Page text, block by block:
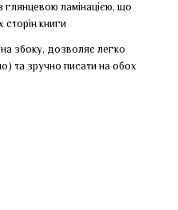
ламінацією, що
книги
збоку, дозволяє легко
та зручно писати на обох